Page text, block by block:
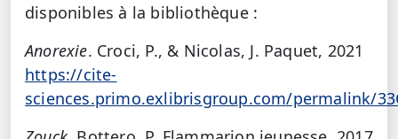
disponibles à la bibliothèque :
Anorexie. Croci, P., & Nicolas, J. Paquet, 2021
https://cite-
sciences.primo.exlibrisgroup.com/permalink/